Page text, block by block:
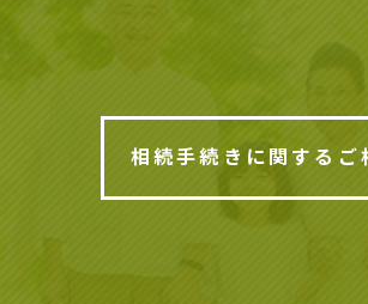
相続手続きに関するご